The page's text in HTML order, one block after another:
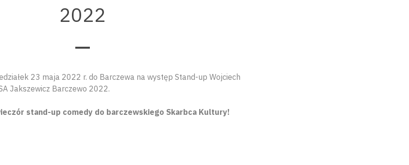
2022
23 maja 2022 r. do Barczewa na występ Stand-up Wojciech
Jakszewicz Barczewo 2022.
stand-up comedy do barczewskiego Skarbca Kultury!